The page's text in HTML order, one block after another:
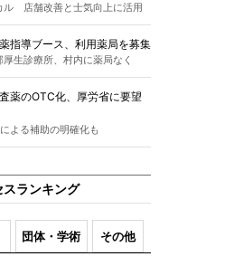
ル 店舗改善と士気向上に活用
指導ブース、利用薬局を募集
生診療所、村内に薬局なく
薬のOTC化、厚労省に要望
よる補助の明確化も
ランキング
団体・学術 その他